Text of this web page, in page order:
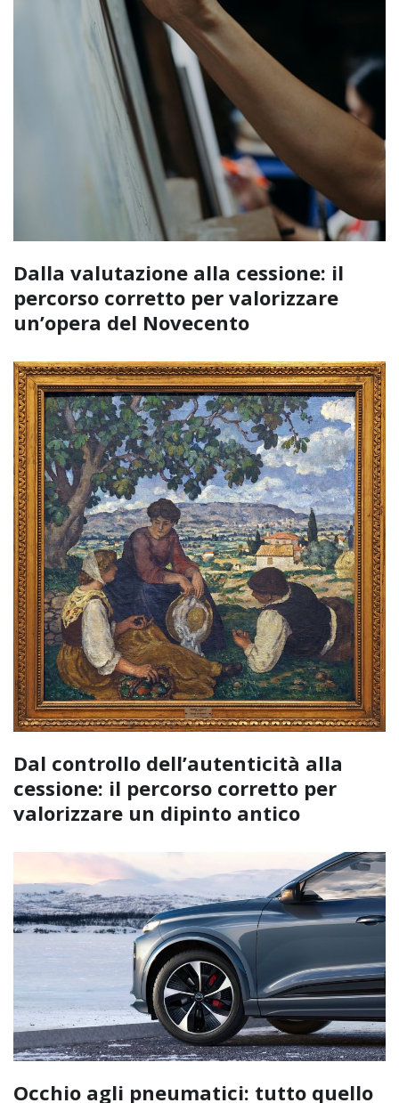
Dalla valutazione alla cessione: il
percorso corretto per valorizzare
un’opera del Novecento
Dal controllo dell’autenticità alla
cessione: il percorso corretto per
valorizzare un dipinto antico
Occhio agli pneumatici: tutto quello